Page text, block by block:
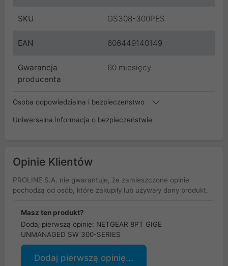
SKU GS308-300PES
EAN 606449140149
Gwarancja
producenta
60 miesięcy
Osoba odpowiedzialna i bezpieczeństwo
Uniwersalna informacja o bezpieczeństwie
Opinie Klientów
PROLINE S.A. nie gwarantuje, że zamieszczone opinie
pochodzą od osób, które zakupiły lub używały dany produkt.
Masz ten produkt?
Dodaj pierwszą opinię: NETGEAR 8PT GIGE
UNMANAGED SW 300-SERIES
Dodaj pierwszą opinię...